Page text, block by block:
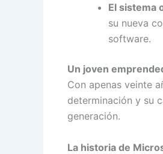
El sistema
su nueva
software.
Un joven
Con apenas veinte
determinación y su
generación.
La historia de